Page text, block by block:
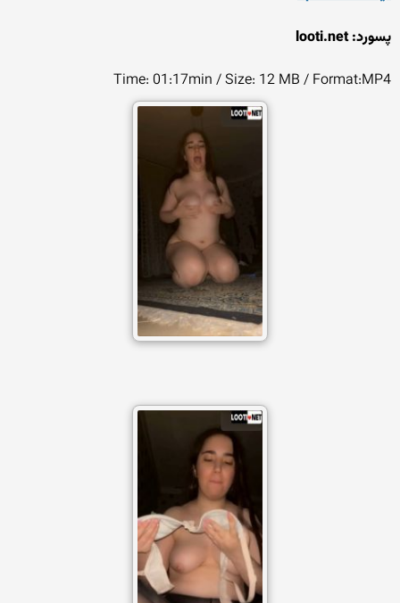
پسورد: looti.net
Time: 01:17min / Size: 12 MB / Format:MP4